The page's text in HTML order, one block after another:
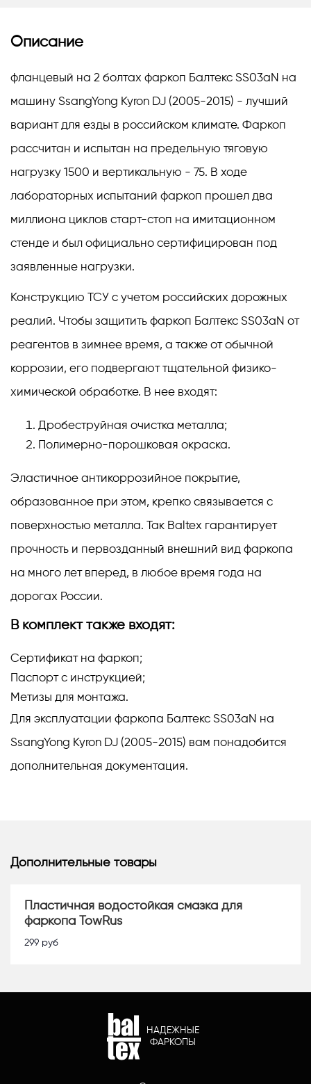
Описание
фланцевый на 2 болтах фаркоп Балтекс SS03aN на
машину SsangYong Kyron DJ (2005-2015) - лучший
вариант для езды в российском климате. Фаркоп
рассчитан и испытан на предельную тяговую
нагрузку 1500 и вертикальную - 75. В ходе
лабораторных испытаний фаркоп прошел два
миллиона циклов старт-стоп на имитационном
стенде и был официально сертифицирован под
заявленные нагрузки.
Конструкцию ТСУ с учетом российских дорожных
реалий. Чтобы защитить фаркоп Балтекс SS03aN от
реагентов в зимнее время, а также от обычной
коррозии, его подвергают тщательной физико-
химической обработке. В нее входят:
Дробеструйная очистка металла;
Полимерно-порошковая окраска.
Эластичное антикоррозийное покрытие,
образованное при этом, крепко связывается с
поверхностью металла. Так Baltex гарантирует
прочность и первозданный внешний вид фаркопа
на много лет вперед, в любое время года на
дорогах России.
В комплект также входят:
Сертификат на фаркоп;
Паспорт с инструкцией;
Метизы для монтажа.
Для эксплуатации фаркопа Балтекс SS03aN на
SsangYong Kyron DJ (2005-2015) вам понадобится
дополнительная документация.
Дополнительные товары
Пластичная водостойкая смазка для
фаркопа TowRus
299 руб
НАДЕЖНЫЕ
ФАРКОПЫ